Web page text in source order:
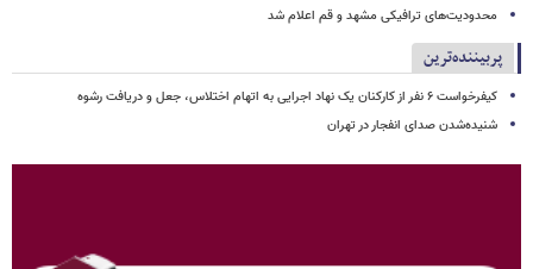
محدودیت‌های ترافیکی مشهد و قم اعلام شد
پربیننده‌ترین
کیفرخواست ۶ نفر از کارکنان یک نهاد اجرایی به اتهام اختلاس، جعل و دریافت رشوه
شنیده‌شدن صدای انفجار در تهران